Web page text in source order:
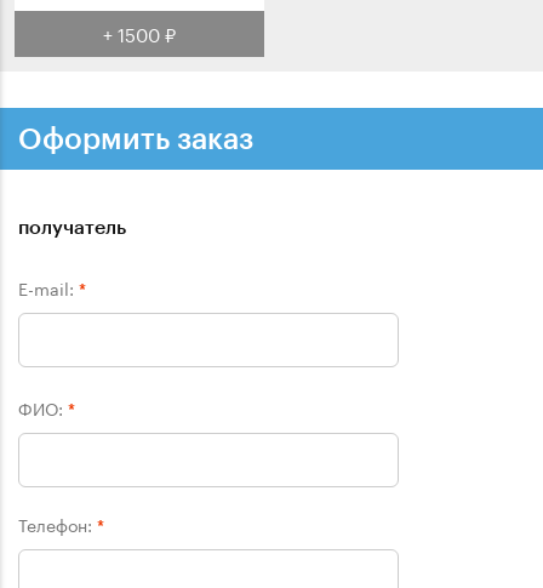
+ 1500 ₽
Оформить заказ
получатель
E-mail: *
ФИО: *
Телефон: *